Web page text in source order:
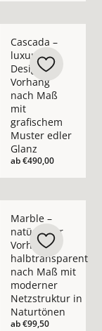
Cascada –
luxuriöser
Design-
Vorhang
nach Maß
mit
grafischem
Muster edler
Glanz
ab€490,00
Marble –
natürlicher
Vorhang
halbtransparent
nach Maß mit
moderner
Netzstruktur in
Naturtönen
ab€99,50